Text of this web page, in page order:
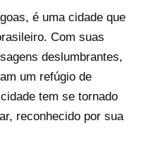
é uma cidade que
Com suas
deslumbrantes,
um refúgio de
tem se tornado
reconhecido por sua